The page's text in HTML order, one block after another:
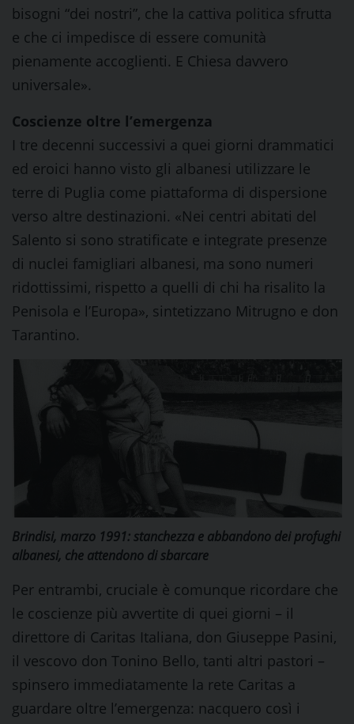
bisogni “dei nostri”, che la cattiva politica sfrutta
e che ci impedisce di essere comunità
pienamente accoglienti. E Chiesa davvero
universale».
Coscienze oltre l’emergenza
I tre decenni successivi a quei giorni drammatici
ed eroici hanno visto gli albanesi utilizzare le
terre di Puglia come piattaforma di dispersione
verso altre destinazioni. «Nei centri abitati del
Salento si sono stratificate e integrate presenze
di nuclei famigliari albanesi, ma sono numeri
ridottissimi, rispetto a quelli di chi ha risalito la
Penisola e l’Europa», sintetizzano Mitrugno e don
Tarantino.
Brindisi, marzo 1991: stanchezza e abbandono dei profughi
albanesi, che attendono di sbarcare
Per entrambi, cruciale è comunque ricordare che
le coscienze più avvertite di quei giorni – il
direttore di Caritas Italiana, don Giuseppe Pasini,
il vescovo don Tonino Bello, tanti altri pastori –
spinsero immediatamente la rete Caritas a
guardare oltre l’emergenza: nacquero così i